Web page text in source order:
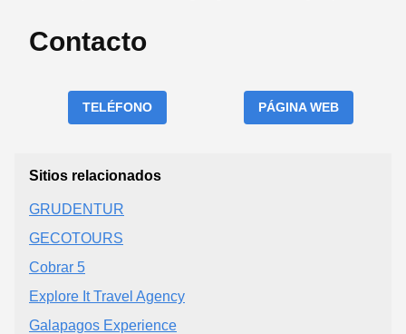
Contacto
TELÉFONO PÁGINA WEB
Sitios relacionados
GRUDENTUR
GECOTOURS
Cobrar 5
Explore It Travel Agency
Galapagos Experience